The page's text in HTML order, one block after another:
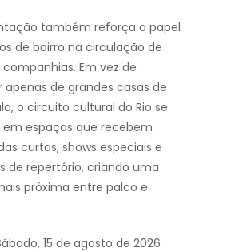
também reforça o papel
de bairro na circulação de
Em vez de
apenas de grandes casas de
o circuito cultural do Rio se
espaços que recebem
curtas, shows especiais e
de repertório, criando uma
próxima entre palco e
15 de agosto de 2026